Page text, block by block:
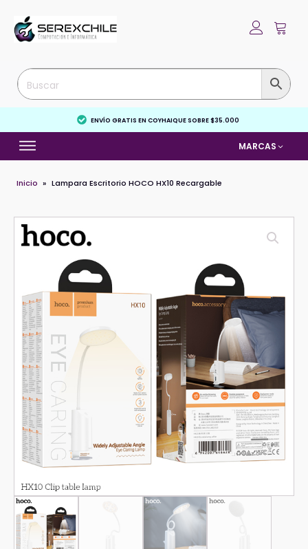
ENVÍO GRATIS EN COYHAIQUE SOBRE $35.000
MARCAS
Inicio » Lampara Escritorio HOCO HX10 Recargable